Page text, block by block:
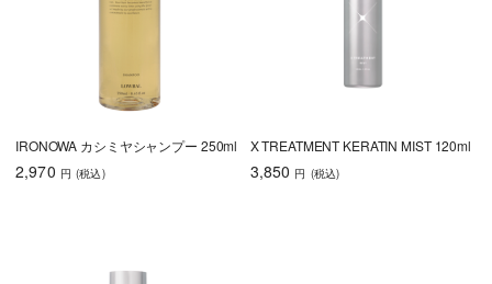
IRONOWA カシミヤシャンプー 250ml
2,970 円 (税込)
X TREATMENT KERATIN MIST 120ml
3,850 円 (税込)